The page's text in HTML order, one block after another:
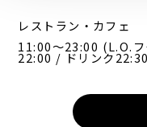
レストラン・カフェ
11:00〜23:00 (L.O.フ
22:00 / ドリンク